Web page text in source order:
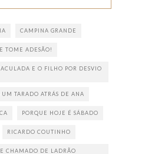
CAMPINA GRANDE
E TOME ADESÃO!
E O FILHO POR DESVIO
UM TARADO ATRÁS DE ANA
PORQUE HOJE É SÁBADO
RICARDO COUTINHO
CHAMADO DE LADRÃO